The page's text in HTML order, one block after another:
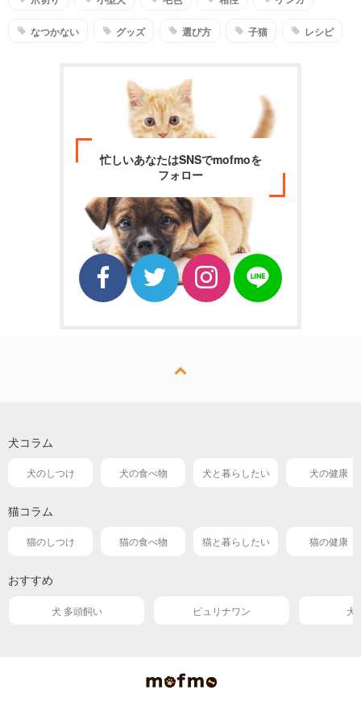
なつかない グッズ 選び方 子猫 レシピ
忙しいあなたはSNSでmofmoを
フォロー
犬コラム
犬のしつけ 犬の食べ物 犬と暮らしたい 犬の健康
猫コラム
猫のしつけ 猫の食べ物 猫と暮らしたい 猫の健康
おすすめ
犬 多頭飼い ピュリナワン 犬